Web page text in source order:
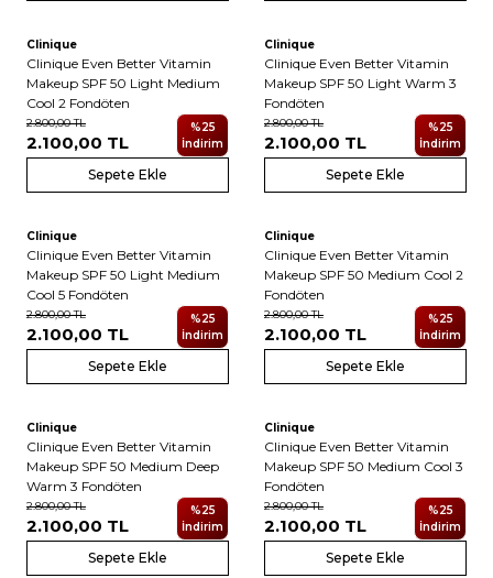
Clinique
Clinique Even Better Vitamin
Makeup SPF 50 Light Medium
Cool 2 Fondöten
2.800,00TL
2.100,00 TL
%25
İndirim
Sepete Ekle
Clinique
Clinique Even Better Vitamin
Makeup SPF 50 Light Warm 3
Fondöten
2.800,00TL
2.100,00 TL
%25
İndirim
Sepete Ekle
Clinique
Clinique Even Better Vitamin
Makeup SPF 50 Light Medium
Cool 5 Fondöten
2.800,00TL
2.100,00 TL
%25
İndirim
Sepete Ekle
Clinique
Clinique Even Better Vitamin
Makeup SPF 50 Medium Cool 2
Fondöten
2.800,00TL
2.100,00 TL
%25
İndirim
Sepete Ekle
Clinique
Clinique Even Better Vitamin
Makeup SPF 50 Medium Deep
Warm 3 Fondöten
2.800,00TL
2.100,00 TL
%25
İndirim
Sepete Ekle
Clinique
Clinique Even Better Vitamin
Makeup SPF 50 Medium Cool 3
Fondöten
2.800,00TL
2.100,00 TL
%25
İndirim
Sepete Ekle